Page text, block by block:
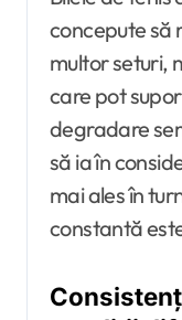
concepute să
multor seturi,
care pot
degradare
să ia în
mai ales în
constantă